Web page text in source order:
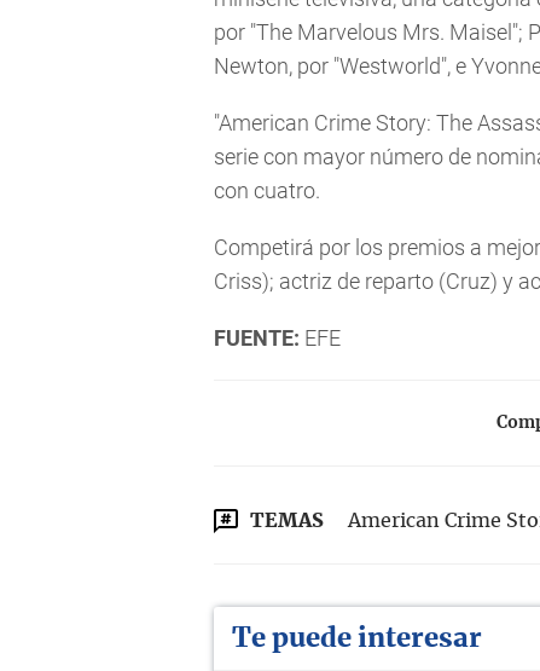
por "The Marvelous Mrs. Maisel";
Newton, por "Westworld", e
"American Crime Story: The
serie con mayor número de
con cuatro.
Competirá por los premios a
Criss); actriz de reparto (Cruz) y
FUENTE: EFE
TEMAS American Crime
Te puede interesar